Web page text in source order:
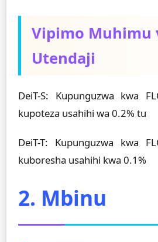
Vipimo Muhimu
Utendaji
DeiT-S: Kupunguzwa kwa
kupoteza usahihi wa 0.2% tu
DeiT-T: Kupunguzwa kwa
kuboresha usahihi kwa 0.1%
2. Mbinu